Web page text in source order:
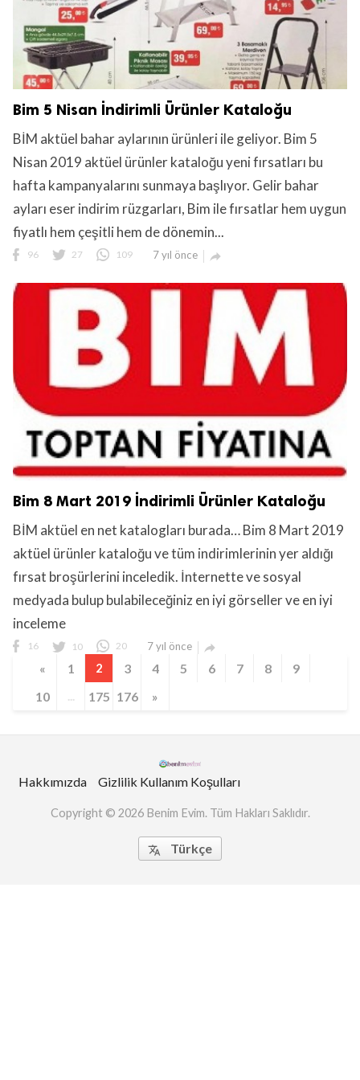
Bim 5 Nisan İndirimli Ürünler Kataloğu
BİM aktüel bahar aylarının ürünleri ile geliyor. Bim 5
Nisan 2019 aktüel ürünler kataloğu yeni fırsatları bu
hafta kampanyalarını sunmaya başlıyor. Gelir bahar
ayları eser indirim rüzgarları, Bim ile fırsatlar hem uygun
fiyatlı hem çeşitli hem de dönemin...
96 27 109 7 yıl önce 
Bim 8 Mart 2019 İndirimli Ürünler Kataloğu
BİM aktüel en net katalogları burada… Bim 8 Mart 2019
aktüel ürünler kataloğu ve tüm indirimlerinin yer aldığı
fırsat broşürlerini inceledik. İnternette ve sosyal
medyada bulup bulabileceğiniz en iyi görseller ve en iyi
inceleme
16 10 20 7 yıl önce 
« 1 2 3 4 5 6 7 8
9
10
... 175 176 »
Hakkımızda Gizlilik Kullanım Koşulları
Copyright © 2026 Benim Evim. Tüm Hakları Saklıdır.
 Türkçe